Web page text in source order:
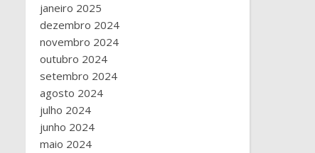
janeiro 2025
dezembro 2024
novembro 2024
outubro 2024
setembro 2024
agosto 2024
julho 2024
junho 2024
maio 2024